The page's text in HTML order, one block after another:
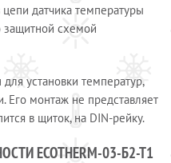
датчика температуры
защитной схемой
установки температур,
Его монтаж не представляет
в щиток, на DIN-рейку.
ECOTHERM-03-Б2-Т1